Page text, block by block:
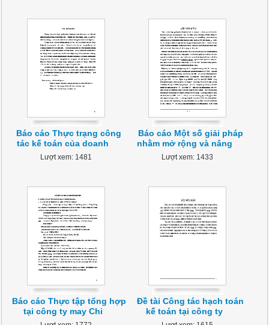
Báo cáo Thực trạng công
tác kế toán của doanh
Lượt xem: 1481
Báo cáo Một số giải pháp
nhằm mở rộng và nâng
Lượt xem: 1433
Báo cáo Thực tập tổng hợp
tại công ty may Chi
Đề tài Công tác hạch toán
kế toán tại công ty